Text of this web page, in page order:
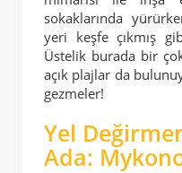
sokaklarında
yeri keşfe çıkmış
Üstelik burada bir
açık plajlar da
gezmeler!
Yel
Ada: